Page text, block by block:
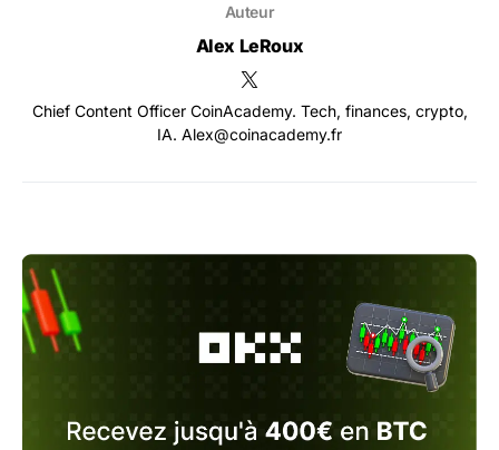
Auteur
Alex LeRoux
Chief Content Officer CoinAcademy. Tech, finances, crypto,
IA. Alex@coinacademy.fr